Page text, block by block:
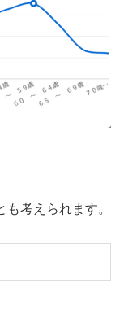
考えられます。